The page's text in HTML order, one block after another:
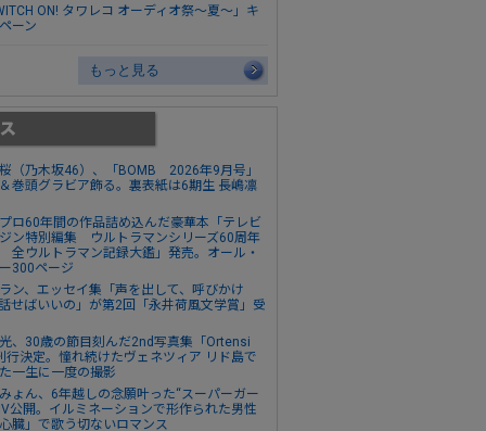
ON! タワレコ オーディオ祭～夏～」キ
ーン
もっと見る
（乃木坂46）、「BOMB 2026年9月号」
巻頭グラビア飾る。裏表紙は6期生 長嶋凛
ロ60年間の作品詰め込んだ豪華本「テレビ
ン特別編集 ウルトラマンシリーズ60周年
全ウルトラマン記録大鑑」発売。オール・
300ページ
ン、エッセイ集「声を出して、呼びかけ
せばいいの」が第2回「永井荷風文学賞」受
、30歳の節目刻んだ2nd写真集「Ortensi
行決定。憧れ続けたヴェネツィア リド島で
一生に一度の撮影
ょん、6年越しの念願叶った“スーパーガー
公開。イルミネーションで形作られた男性
臓」で歌う切ないロマンス